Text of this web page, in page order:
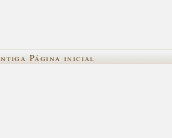
Página inicial